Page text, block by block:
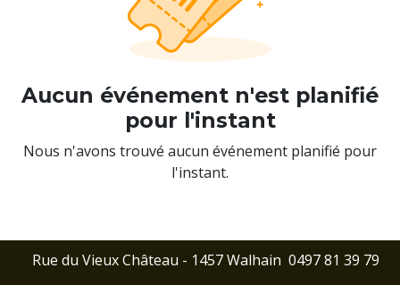
Aucun événement n'est planifié
pour l'instant
Nous n'avons trouvé aucun événement planifié pour
l'instant.
Rue du Vieux Château - 1457 Walhain 0497 81 39 79